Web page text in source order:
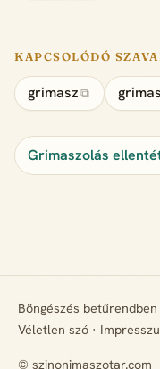
KAPCSOLÓDÓ
grimasz ⧉
Grimaszolás
Böngészés betűrendben
Véletlen szó ·
© szinonimaszotar.com